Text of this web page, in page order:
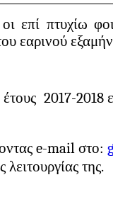
πτυχίω
εαρινού
2017-
e-mail στο:
λειτουργίας της.